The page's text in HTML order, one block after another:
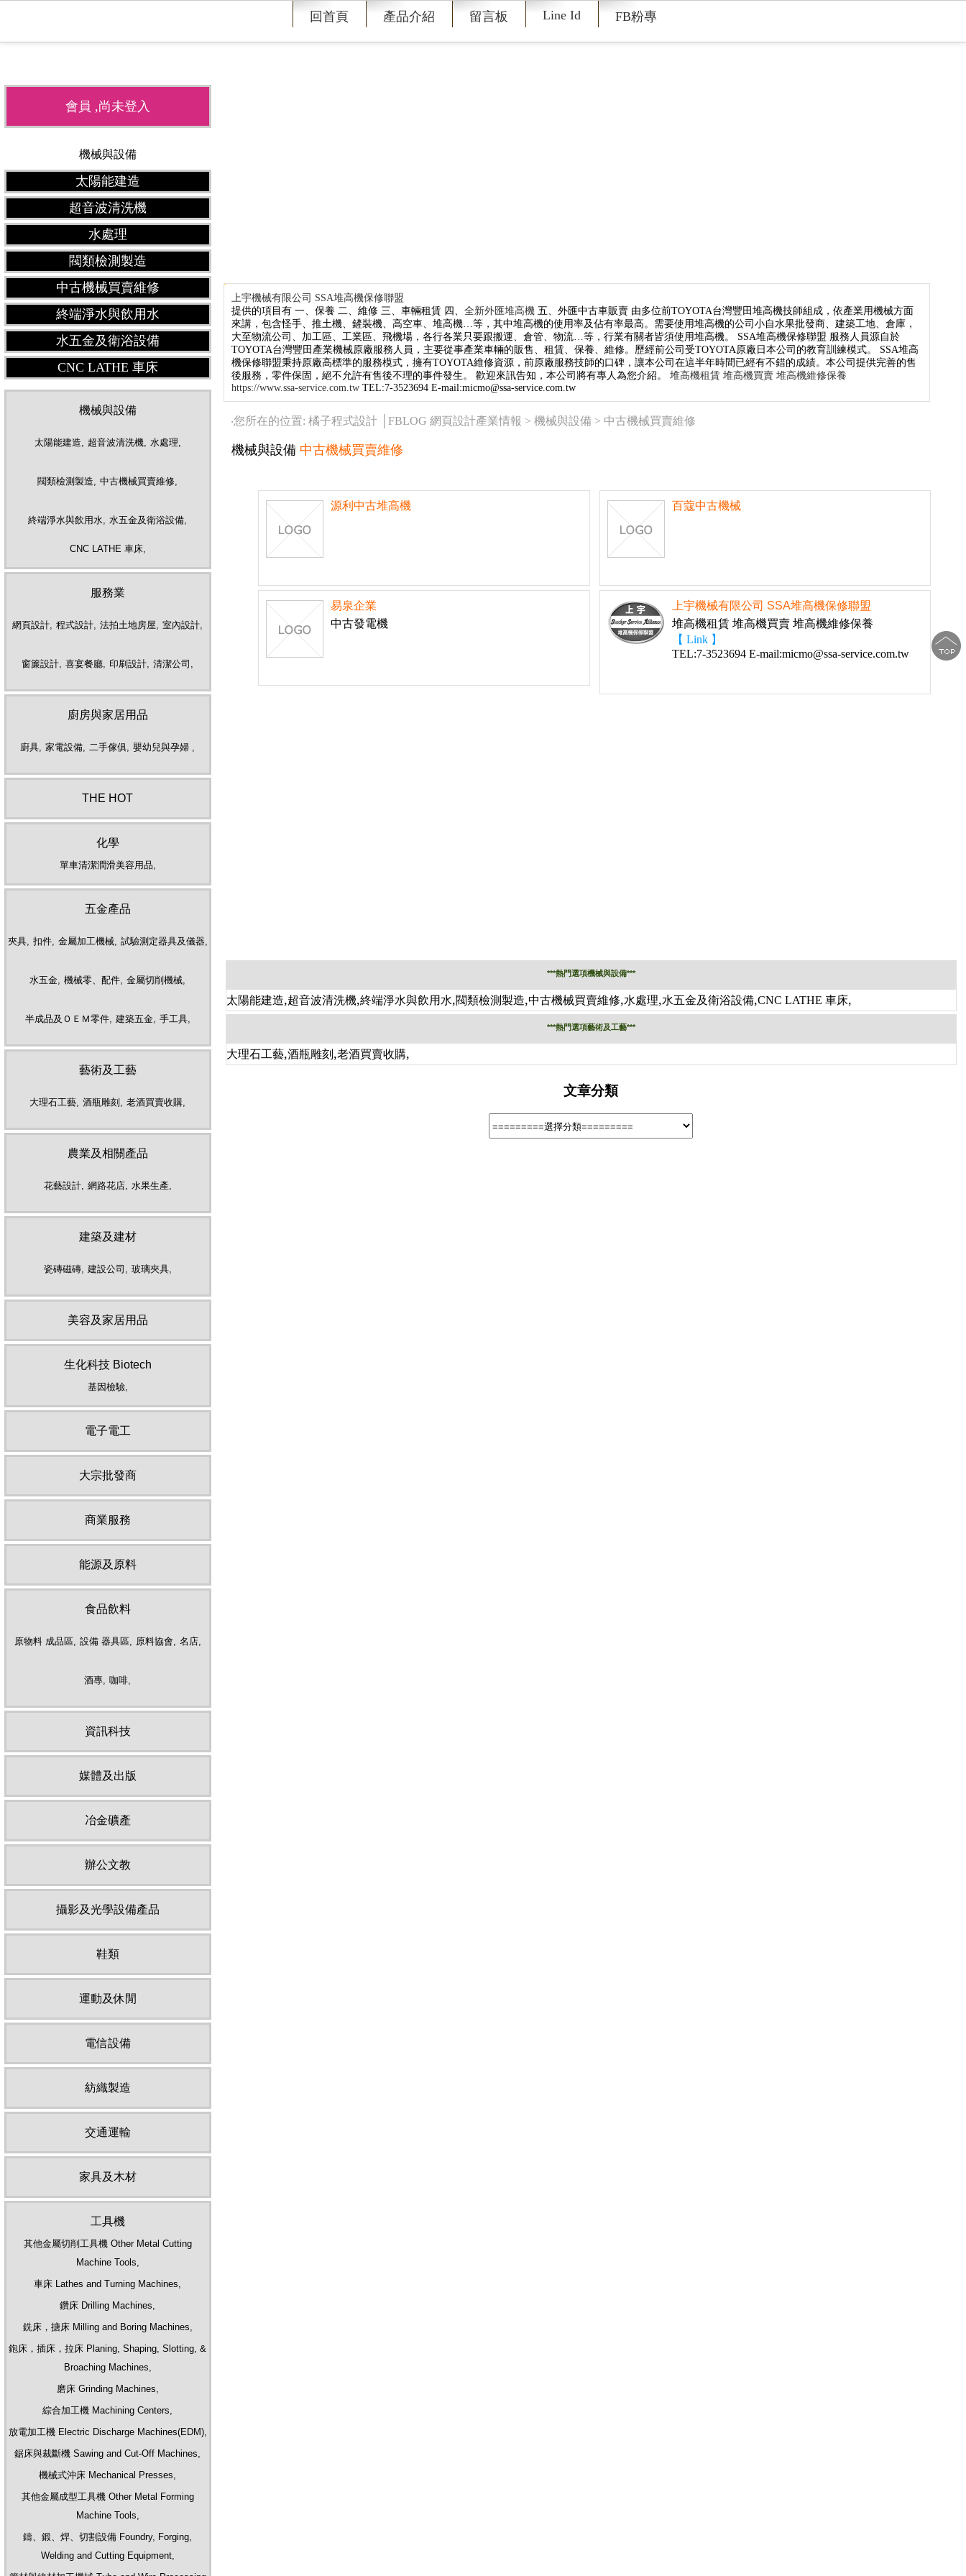
回首頁 產品介紹 留言板 Line Id FB粉專
@charset "utf-8";
會員 ,尚未登入
機械與設備
太陽能建造
超音波清洗機
水處理
閥類檢測製造
中古機械買賣維修
終端淨水與飲用水
水五金及衛浴設備
CNC LATHE 車床
機械與設備
太陽能建造, 超音波清洗機, 水處理,
閥類檢測製造, 中古機械買賣維修,
終端淨水與飲用水, 水五金及衛浴設備,
CNC LATHE 車床,
服務業
網頁設計, 程式設計, 法拍土地房屋, 室內設計,
窗簾設計, 喜宴餐廳, 印刷設計, 清潔公司,
廚房與家居用品
廚具, 家電設備, 二手傢俱, 嬰幼兒與孕婦 ,
THE HOT
化學
單車清潔潤滑美容用品,
五金產品
夾具, 扣件, 金屬加工機械, 試驗測定器具及儀器,
水五金, 機械零、配件, 金屬切削機械,
半成品及ＯＥＭ零件, 建築五金, 手工具,
藝術及工藝
大理石工藝, 酒瓶雕刻, 老酒買賣收購,
農業及相關產品
花藝設計, 網路花店, 水果生產,
建築及建材
瓷磚磁磚, 建設公司, 玻璃夾具,
美容及家居用品
生化科技 Biotech
基因檢驗,
電子電工
大宗批發商
商業服務
能源及原料
食品飲料
原物料 成品區, 設備 器具區, 原料協會, 名店,
酒專, 咖啡,
資訊科技
媒體及出版
冶金礦產
辦公文教
攝影及光學設備產品
鞋類
運動及休閒
電信設備
紡織製造
交通運輸
家具及木材
工具機
其他金屬切削工具機 Other Metal Cutting
Machine Tools,
車床 Lathes and Turning Machines,
鑽床 Drilling Machines,
銑床，搪床 Milling and Boring Machines,
鉋床，插床，拉床 Planing, Shaping, Slotting, &
Broaching Machines,
磨床 Grinding Machines,
綜合加工機 Machining Centers,
放電加工機 Electric Discharge Machines(EDM),
鋸床與裁斷機 Sawing and Cut-Off Machines,
機械式沖床 Mechanical Presses,
其他金屬成型工具機 Other Metal Forming
Machine Tools,
鑄、鍛、焊、切割設備 Foundry, Forging,
Welding and Cutting Equipment,
上宇機械有限公司 SSA堆高機保修聯盟
提供的項目有 一、保養 二、維修 三、車輛租賃 四、全新外匯堆高機 五、外匯中古車販賣 由多位前TOYOTA台灣豐田堆高機技師組成，依產業用機械方面
來講，包含怪手、推土機、鏟裝機、高空車、堆高機…等，其中堆高機的使用率及佔有率最高。需要使用堆高機的公司小自水果批發商、建築工地、倉庫，
大至物流公司、加工區、工業區、飛機場，各行各業只要跟搬運、倉管、物流…等，行業有關者皆須使用堆高機。 SSA堆高機保修聯盟 服務人員源自於
TOYOTA台灣豐田產業機械原廠服務人員，主要從事產業車輛的販售、租賃、保養、維修。歷經前公司受TOYOTA原廠日本公司的教育訓練模式。 SSA堆高
機保修聯盟秉持原廠高標準的服務模式，擁有TOYOTA維修資源，前原廠服務技師的口碑，讓本公司在這半年時間已經有不錯的成績。本公司提供完善的售
後服務，零件保固，絕不允許有售後不理的事件發生。 歡迎來訊告知，本公司將有專人為您介紹。
堆高機租賃 堆高機買賣 堆高機維修保養
https://www.ssa-service.com.tw TEL:7-3523694 E-mail:micmo@ssa-service.com.tw
‧您所在的位置: 橘子程式設計 │FBLOG 網頁設計產業情報 >機械與設備 > 中古機械買賣維修
機械與設備中古機械買賣維修
源利中古堆高機 百蔻中古機械
易泉企業
中古發電機
上宇機械有限公司 SSA堆高機保修聯盟
堆高機租賃 堆高機買賣 堆高機維修保養
【 Link 】
TEL:7-3523694 E-mail:micmo@ssa-service.com.tw
***熱門選項機械與設備***
太陽能建造,超音波清洗機,終端淨水與飲用水,閥類檢測製造,中古機械買賣維修,水處理,水五金及衛浴設備,CNC LATHE 車床,
***熱門選項藝術及工藝***
大理石工藝,酒瓶雕刻 ,老酒買賣收購,
文章分類